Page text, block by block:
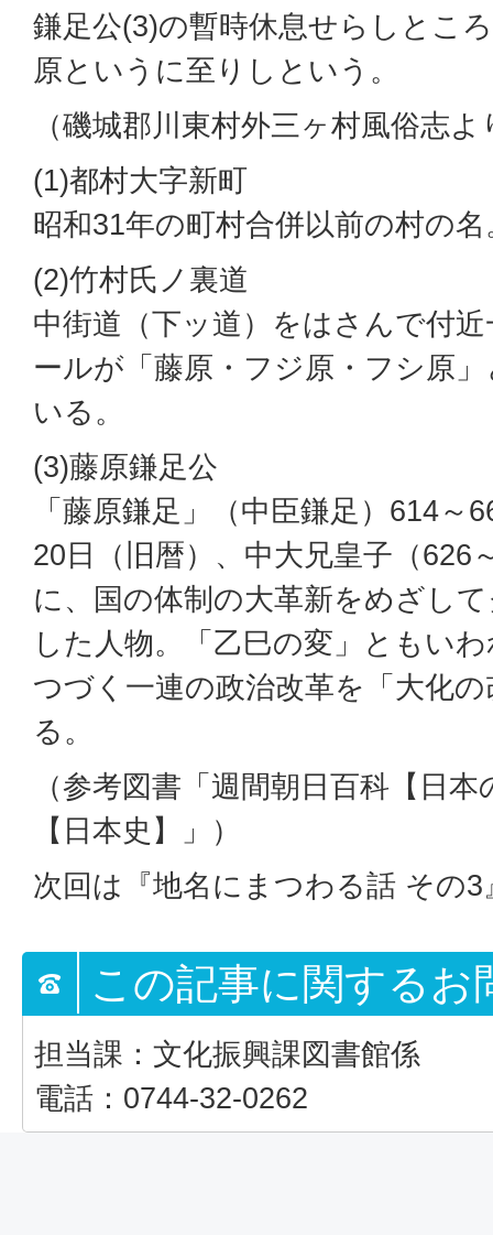
鎌足公(3)の暫時休息せらしとこ
原というに至りしという。
（磯城郡川東村外三ヶ村風俗志よ
(1)都村大字新町
昭和31年の町村合併以前の村の名
(2)竹村氏ノ裏道
中街道（下ッ道）をはさんで付
ールが「藤原・フジ原・フシ原
いる。
(3)藤原鎌足公
「藤原鎌足」（中臣鎌足）614～
20日（旧暦）、中大兄皇子（626
に、国の体制の大革新をめざし
した人物。「乙巳の変」ともい
つづく一連の政治改革を「大化
る。
（参考図書「週間朝日百科【日
【日本史】」）
次回は『地名にまつわる話 その3
この記事に関するお
担当課：文化振興課図書館係
電話：0744-32-0262